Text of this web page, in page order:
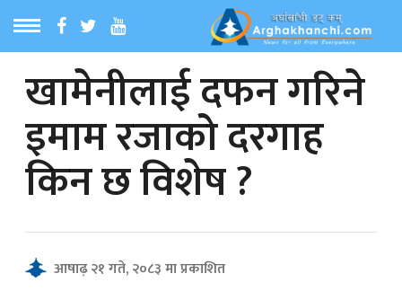
MENU
समाचार
समाचार
खामेनीलाई दफन गरिने
इमाम रजाको दरगाह
किन छ विशेष ?
आषाढ़ २१ गते, २०८३ मा प्रकाशित